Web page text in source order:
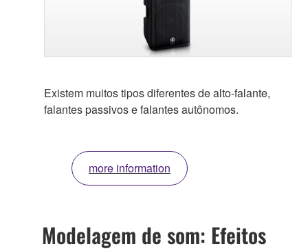
Existem muitos tipos diferentes de alto-falante,
falantes passivos e falantes autônomos.
more information
Modelagem de som: Efeitos